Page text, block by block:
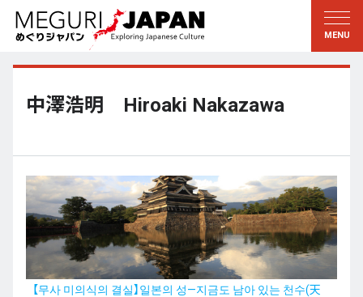
지역답사
에도・도쿄
코우신에츠
호쿠리쿠
토카이
칸사이
문화의 발견
전통
예술・예능
솜씨
자연
역사와생활
中澤浩明 Hiroaki Nakazawa
【무사 미의식의 결실】일본의 성—지금도 남아 있는 천수(天